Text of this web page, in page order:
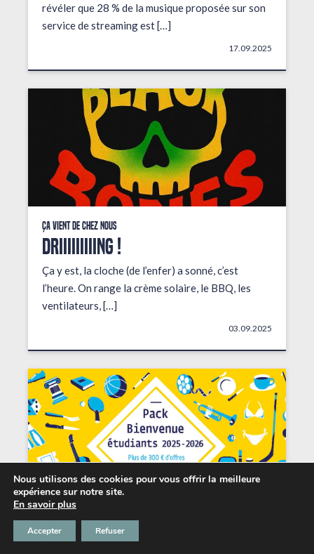
révéler que 28 % de la musique proposée sur son
service de streaming est […]
17.09.2025
Ça vient de chez nous
DRIIIIIIIIING !
Ça y est, la cloche (de l’enfer) a sonné, c’est
l’heure. On range la crème solaire, le BBQ, les
ventilateurs, […]
03.09.2025
Les petits + du Chabada
Nous utilisons des cookies pour vous offrir la meilleure
expérience sur notre site.
En savoir plus
Accepter Refuser